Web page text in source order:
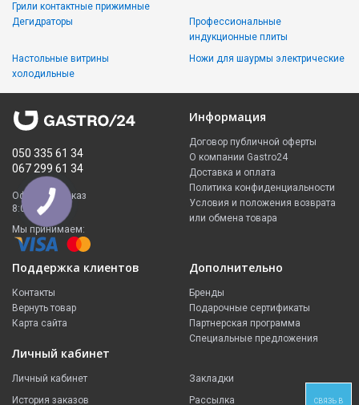
Грили контактные прижимные
Дегидраторы
Настольные витрины
холодильные
Профессиональные
индукционные плиты
Ножи для шаурмы электрические
050 335 61 34
067 299 61 34
Оформить заказ
8:00 - 23:00
Мы принимаем:
Информация
Договор публичной оферты
О компании Gastro24
Доставка и оплата
Политика конфиденциальности
Условия и положения возврата
или обмена товара
Поддержка клиентов
Контакты
Вернуть товар
Карта сайта
Дополнительно
Бренды
Подарочные сертификаты
Партнерская программа
Специальные предложения
Личный кабинет
Личный кабинет
История заказов
Закладки
Рассылка
СВЯЗЬ В